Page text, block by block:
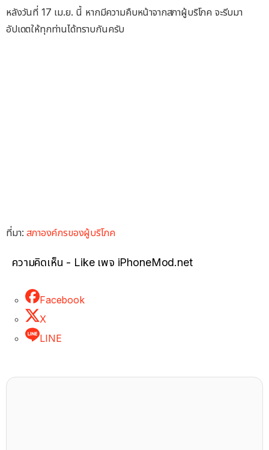
หลังวันที่ 17 เม.ย. นี้ หากมีความคืบหน้าจากสภาผู้บริโภค จะรีบมา
อัปเดตให้ทุกท่านได้ทราบกันครับ
ที่มา:สภาองค์กรของผู้บริโภค
ความคิดเห็น - Like เพจ iPhoneMod.net
Facebook
X
LINE